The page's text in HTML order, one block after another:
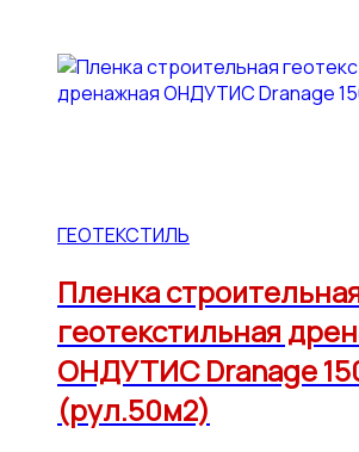
ГЕОТЕКСТИЛЬ
Пленка
геотекстильная
ОНДУТИС Dranage
(рул.50м2)